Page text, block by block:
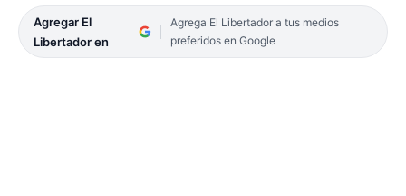
Agregar El
Libertador en
Agrega El Libertador a tus medios
preferidos en Google